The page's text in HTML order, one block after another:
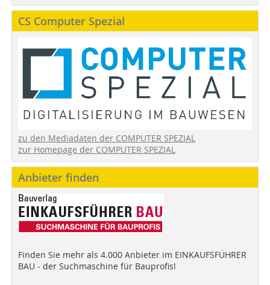
CS Computer Spezial
zu den Mediadaten der COMPUTER SPEZIAL
zur Homepage der COMPUTER SPEZIAL
Anbieter finden
Finden Sie mehr als 4.000 Anbieter im EINKAUFSFÜHRER
BAU - der Suchmaschine für Bauprofis!